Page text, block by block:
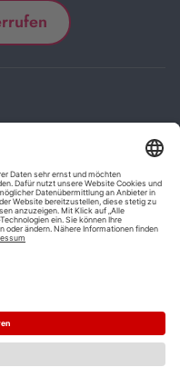
Links sind Affiliate-Links.
und auf der Zielseite etwas
Anbieter oder Online-Shop
ab 9,00 €
möglich.